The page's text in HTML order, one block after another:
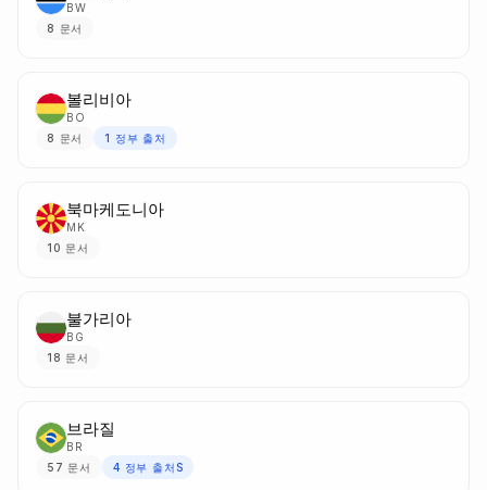
BW
8 문서
볼리비아
BO
8 문서 1 정부 출처
북마케도니아
MK
10 문서
불가리아
BG
18 문서
브라질
BR
57 문서 4 정부 출처S